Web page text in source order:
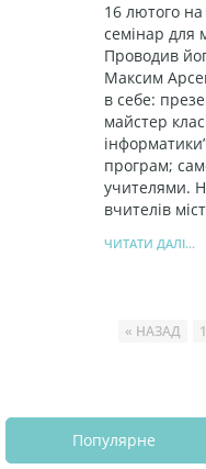
16 лютого
семінар для
Проводив
Максим
в себе:
майстер
програм;
учителями.
вчителів
ЧИТАТИ ДАЛІ...
« НАЗАД 1
Популярне